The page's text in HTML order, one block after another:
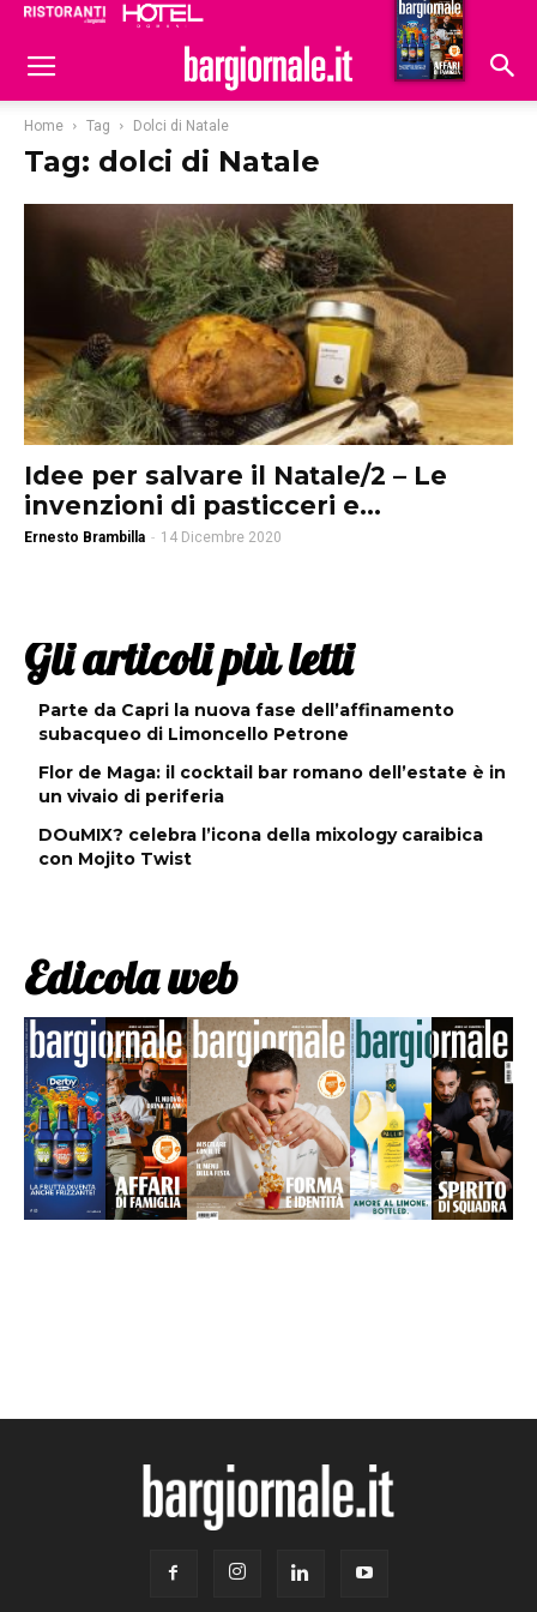
Hoteldomani
Home Tag Dolci di Natale
Tag: dolci di Natale
Idee per salvare il Natale/2 – Le
invenzioni di pasticceri e...
Ernesto Brambilla - 14 Dicembre 2020
Gli articoli più letti
Parte da Capri la nuova fase dell’affinamento
subacqueo di Limoncello Petrone
Flor de Maga: il cocktail bar romano dell’estate è in
un vivaio di periferia
DOuMIX? celebra l’icona della mixology caraibica
con Mojito Twist
Edicola web